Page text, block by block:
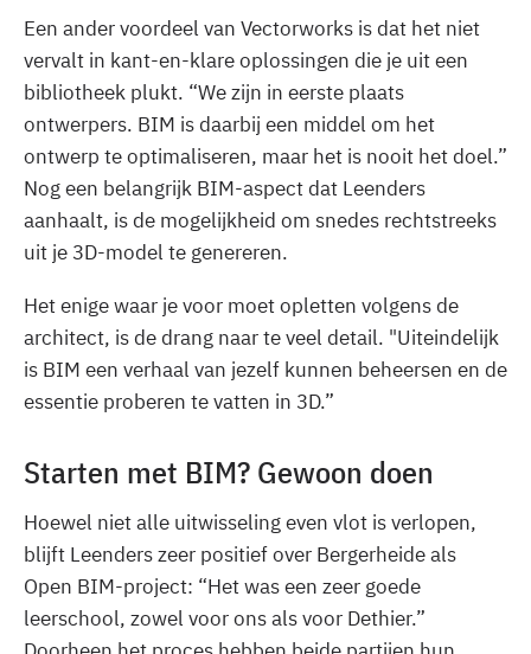
Een ander voordeel van Vectorworks is dat het niet
vervalt in kant-en-klare oplossingen die je uit een
bibliotheek plukt. “We zijn in eerste plaats
ontwerpers. BIM is daarbij een middel om het
ontwerp te optimaliseren, maar het is nooit het doel.”
Nog een belangrijk BIM-aspect dat Leenders
aanhaalt, is de mogelijkheid om snedes rechtstreeks
uit je 3D-model te genereren.
Het enige waar je voor moet opletten volgens de
architect, is de drang naar te veel detail. "Uiteindelijk
is BIM een verhaal van jezelf kunnen beheersen en de
essentie proberen te vatten in 3D.”
Starten met BIM? Gewoon doen
Hoewel niet alle uitwisseling even vlot is verlopen,
blijft Leenders zeer positief over Bergerheide als
Open BIM-project: “Het was een zeer goede
leerschool, zowel voor ons als voor Dethier.”